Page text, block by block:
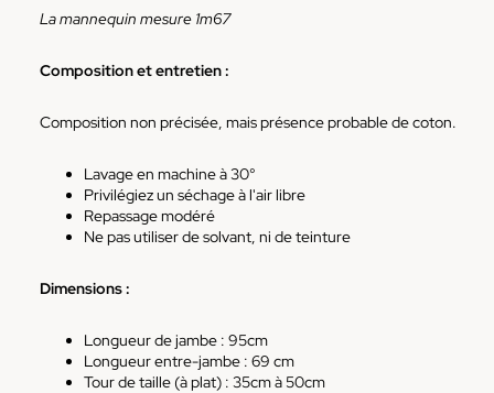
La mannequin mesure 1m67
Composition et entretien :
Composition non précisée, mais présence probable de coton.
Lavage en machine à 30°
Privilégiez un séchage à l'air libre
Repassage modéré
Ne pas utiliser de solvant, ni de teinture
Dimensions :
Longueur de jambe : 95cm
Longueur entre-jambe : 69 cm
Tour de taille (à plat) : 35cm à 50cm